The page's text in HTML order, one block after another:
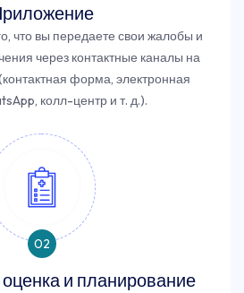
что вы передаете свои жалобы и
через контактные каналы на
форма, электронная
колл-центр и т. д.).
02
и планирование